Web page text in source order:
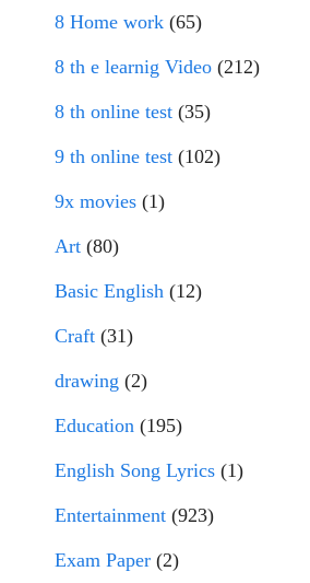
8 Home work (65)
8 th e learnig Video (212)
8 th online test (35)
9 th online test (102)
9x movies (1)
Art (80)
Basic English (12)
Craft (31)
drawing (2)
Education (195)
English Song Lyrics (1)
Entertainment (923)
Exam Paper (2)